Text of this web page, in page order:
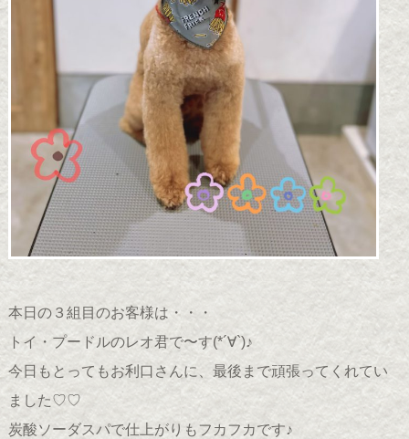
本日の３組目のお客様は・・・
トイ・プードルのレオ君で〜す(*´∀`)♪
今日もとってもお利口さんに、最後まで頑張ってくれてい
ました♡♡
炭酸ソーダスパで仕上がりもフカフカです♪